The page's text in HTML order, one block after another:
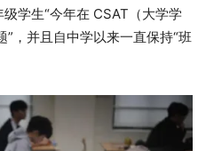
学生“今年在 CSAT（大学学
，并且自中学以来一直保持“班